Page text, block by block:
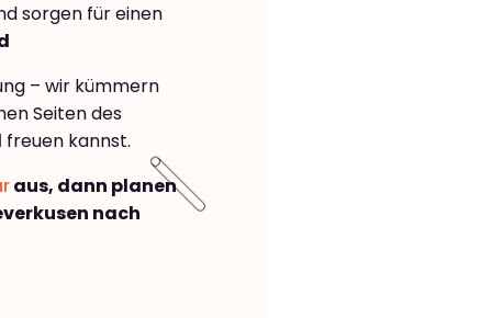
sorgen für einen
– wir kümmern
Seiten des
freuen kannst.
aus, dann planen
nach